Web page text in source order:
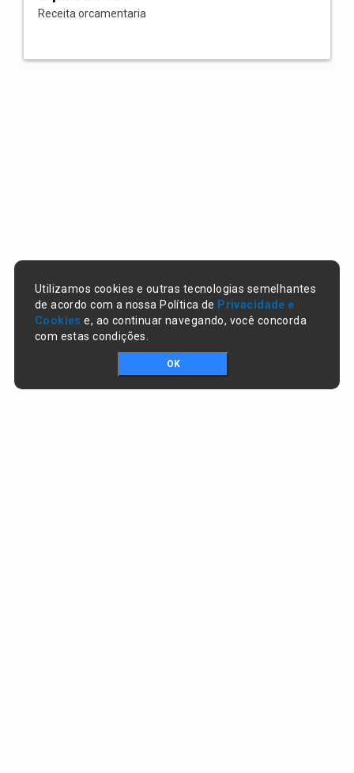
Receita orcamentaria
Utilizamos cookies e outras tecnologias semelhantes
de acordo com a nossa Política de Privacidade e
Cookies e, ao continuar navegando, você concorda
com estas condições.
OK